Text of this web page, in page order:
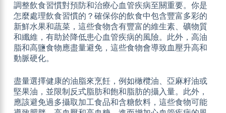
調整飲食習慣對預防和治療心血管疾病至關重要。你是
怎麼處理飲食習慣的？確保你的飲食中包含豐富多彩的
新鮮水果和蔬菜，這些食物含有豐富的維生素、礦物質
和纖維，有助於降低患心血管疾病的風險。此外，高油
脂和高鹽食物應盡量避免，這些食物會導致血壓升高和
動脈硬化。
盡量選擇健康的油脂來烹飪，例如橄欖油、亞麻籽油或
堅果油，並限制反式脂肪和飽和脂肪的攝入量。此外，
應該避免過多攝取加工食品和含糖飲料，這些食物可能